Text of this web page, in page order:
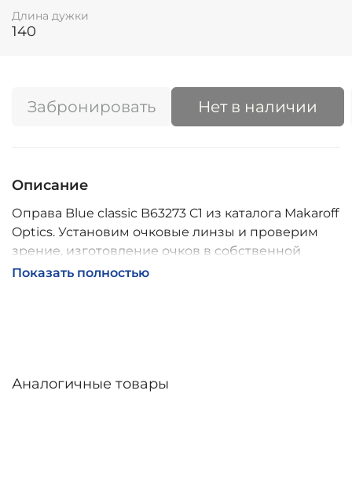
Длина дужки
140
Забронировать Нет в наличии
Описание
Оправа Blue classic B63273 C1 из каталога Makaroff
Optics. Установим очковые линзы и проверим
зрение, изготовление очков в собственной
мастерской, обычно 2–5 дней, индивидуальные
Показать полностью
Аналогичные товары